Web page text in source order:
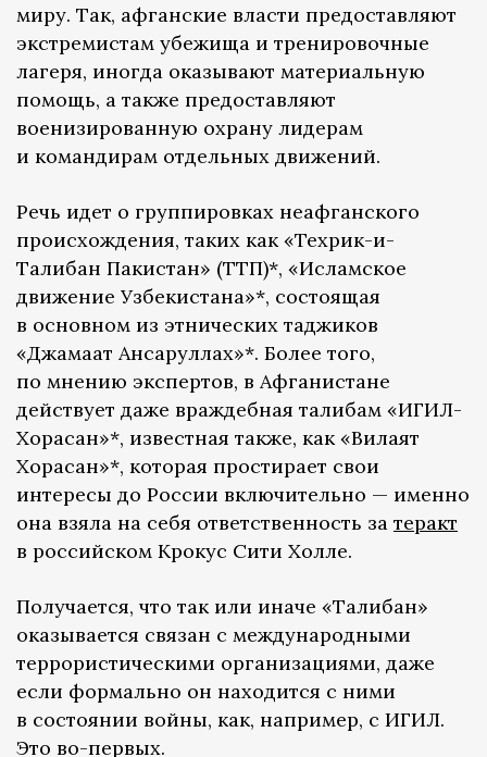
миру. Так, афганские власти предоставляют
экстремистам убежища и тренировочные
лагеря, иногда оказывают материальную
помощь, а также предоставляют
военизированную охрану лидерам
и командирам отдельных движений.
Речь идет о группировках неафганского
происхождения, таких как «Техрик-и-
Талибан Пакистан» (ТТП)*, «Исламское
движение Узбекистана»*, состоящая
в основном из этнических таджиков
«Джамаат Ансаруллах»*. Более того,
по мнению экспертов, в Афганистане
действует даже враждебная талибам «ИГИЛ-
Хорасан»*, известная также, как «Вилаят
Хорасан»*, которая простирает свои
интересы до России включительно — именно
она взяла на себя ответственность за теракт
в российском Крокус Сити Холле.
Получается, что так или иначе «Талибан»
оказывается связан с международными
террористическими организациями, даже
если формально он находится с ними
в состоянии войны, как, например, с ИГИЛ.
Это во-первых.